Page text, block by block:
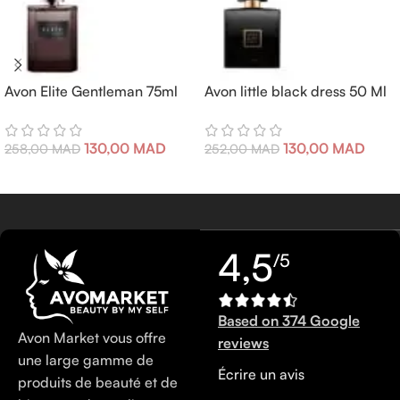
Avon Elite Gentleman 75ml
258,00MAD 130,00 MAD
Avon little black dress 50 Ml
252,00MAD 130,00 MAD
Avon Market vous offre
une large gamme de
produits de beauté et de
4,5/5
Based on 374 Google
reviews
Écrire un avis